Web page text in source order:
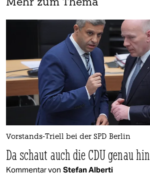
Mehr zum Thema
Vorstands-Triell bei der SPD Berlin
Da schaut auch die CDU genau hin
Kommentar von Stefan Alberti